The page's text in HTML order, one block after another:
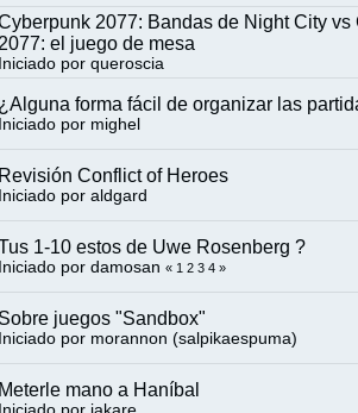
2077: Bandas de Night City vs
2077: el juego de mesa
Iniciado por queroscia
¿Alguna forma fácil de organizar las
Iniciado por mighel
Revisión Conflict of Heroes
Iniciado por aldgard
1-10 estos de Uwe Rosenberg ?
Iniciado por damosan « 1 2 3 4 »
Sobre juegos "Sandbox"
Iniciado por morannon (salpikaespuma)
Meterle mano a Haníbal